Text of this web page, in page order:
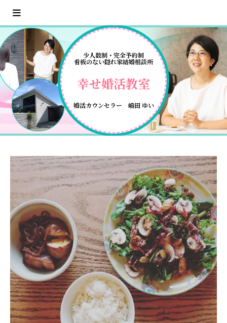
少人数制・完全予約制
看板のない隠れ家結婚相談所
幸せ婚活教室
婚活カウンセラー 嶋田 ゆい